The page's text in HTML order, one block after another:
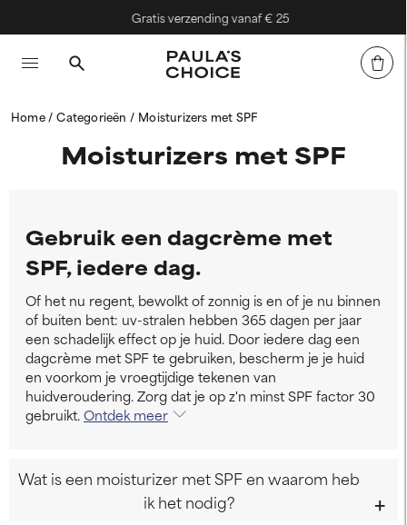
Gratis verzending vanaf € 25
Home Categorieën Moisturizers met SPF
Moisturizers met SPF
Gebruik een dagcrème met
SPF, iedere dag.
Of het nu regent, bewolkt of zonnig is en of je nu binnen
of buiten bent: uv-stralen hebben 365 dagen per jaar
een schadelijk effect op je huid. Door iedere dag een
dagcrème met SPF te gebruiken, bescherm je je huid
en voorkom je vroegtijdige tekenen van
huidveroudering. Zorg dat je op z'n minst SPF factor 30
gebruikt.Ontdek meer
Wat is een moisturizer met SPF en waarom heb
ik het nodig?